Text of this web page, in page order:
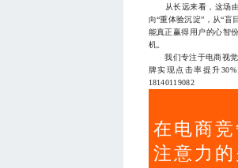
从长远来看，这场
向“重体验沉淀”，从“盲
能真正赢得用户的心智
机。
我们专注于电商视觉
牌实现点击率提升
18140119082
在电商
注意力